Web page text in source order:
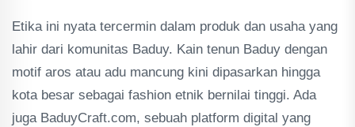
Etika ini nyata tercermin dalam produk dan usaha yang
lahir dari komunitas Baduy. Kain tenun Baduy dengan
motif aros atau adu mancung kini dipasarkan hingga
kota besar sebagai fashion etnik bernilai tinggi. Ada
juga BaduyCraft.com, sebuah platform digital yang